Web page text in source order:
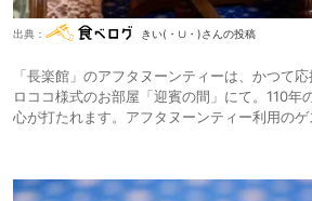
出典： きい(・∪・)さんの投稿
「長楽館」のアフタヌーンティーは、かつて
ロココ様式のお部屋「迎賓の間」にて。110年
心が打たれます。アフタヌーンティー利用のゲ